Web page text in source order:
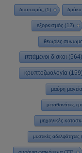
διτοπισμός (1) δράκοι
εξορκισμός(12)
θεωρίες
ιπτάμενοι δίσκοι (564)
κρυπτοζωολογία(159)
μαύρη μαγεία
μεταθανάτιες
μηχανικές
μυστικές αδελφότητες
ουράνια φαινόμενα(77)